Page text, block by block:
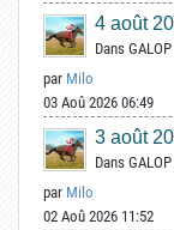
4 août
Dans GALOP
par Milo
03 Aoû 2026 06:49
3 août
Dans GALOP
par Milo
02 Aoû 2026 11:52